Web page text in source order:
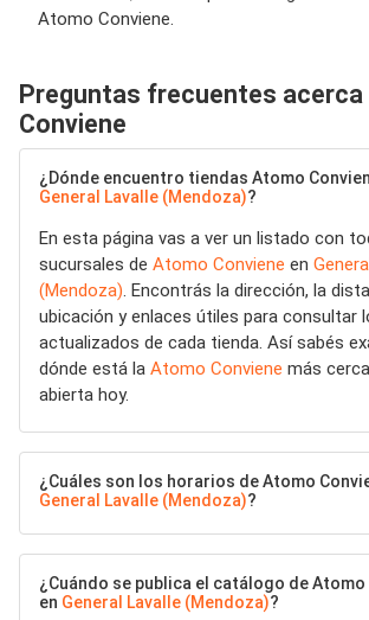
Atomo Conviene.
Preguntas frecuentes acerca
Conviene
¿Dónde encuentro tiendas Atomo
General Lavalle (Mendoza)?
En esta página vas a ver un listado con
sucursales de Atomo Conviene en
(Mendoza). Encontrás la dirección, la
ubicación y enlaces útiles para consultar
actualizados de cada tienda. Así sabés
dónde está la Atomo Conviene más
abierta hoy.
¿Cuáles son los horarios de Atomo
General Lavalle (Mendoza)?
¿Cuándo se publica el catálogo de Atomo
en General Lavalle (Mendoza)?